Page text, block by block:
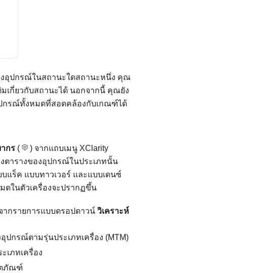
อุปกรณ์ในสถานะใดสถานะหนึ่ง คุณ
มเกี่ยวกับสถานะได้ นอกจากนี้ คุณยัง
กรณ์ทั้งหมดที่สอดคล้องกับเกณฑ์ได้
กร ( ) จากแถบเมนู XClarity
ตารางของอุปกรณ์ในประเภทนั้น
แร็ค แบบทาวเวอร์ และแบบเดนซ์
ดในตัวเครื่องจะปรากฏขึ้น
กรายการแบบดรอปดาวน์ วิเคราะห์
ปกรณ์ตามรุ่นประเภทเครื่อง (MTM)
เภทเครื่อง
ตภัณฑ์